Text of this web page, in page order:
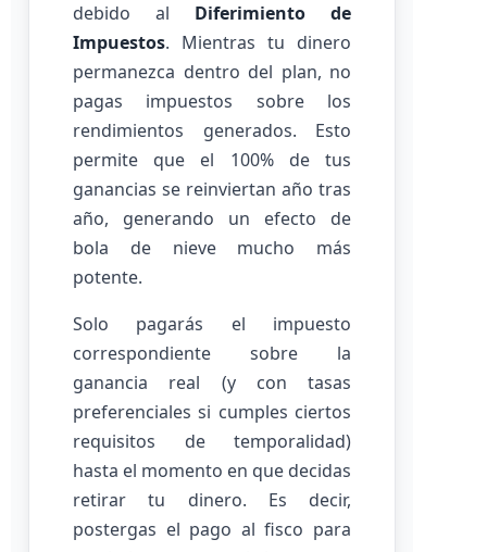
debido al Diferimiento de
Impuestos. Mientras tu dinero
permanezca dentro del plan, no
pagas impuestos sobre los
rendimientos generados. Esto
permite que el 100% de tus
ganancias se reinviertan año tras
año, generando un efecto de
bola de nieve mucho más
potente.
Solo pagarás el impuesto
correspondiente sobre la
ganancia real (y con tasas
preferenciales si cumples ciertos
requisitos de temporalidad)
hasta el momento en que decidas
retirar tu dinero. Es decir,
postergas el pago al fisco para